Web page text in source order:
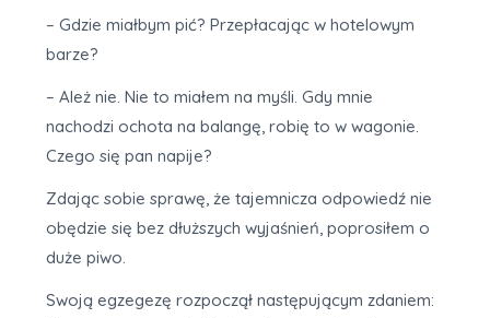
– Gdzie miałbym pić? Przepłacając w hotelowym
barze?
– Ależ nie. Nie to miałem na myśli. Gdy mnie
nachodzi ochota na balangę, robię to w wagonie.
Czego się pan napije?
Zdając sobie sprawę, że tajemnicza odpowiedź nie
obędzie się bez dłuższych wyjaśnień, poprosiłem o
duże piwo.
Swoją egzegezę rozpoczął następującym zdaniem: